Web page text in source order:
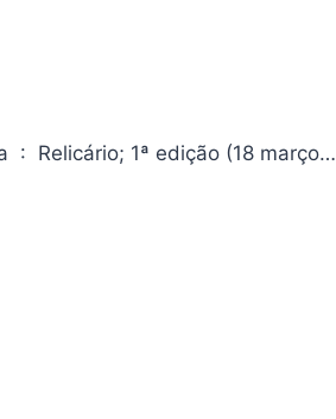
Ouriço: Revista de poesia e crítica cultural ASIN ‏ : ‎ B0CX788JHX Editora ‏ : ‎ Relicário; 1ª edição (18 março…